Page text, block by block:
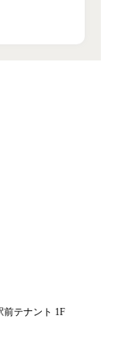
前テナント 1F